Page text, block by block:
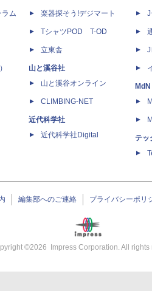
ム 楽器探そう!デジマート
TシャツPOD T-OD
立東舎
山と溪谷社
山と溪谷オンライン
CLIMBING-NET
近代科学社
近代科学社Digital
J
J
MdN
テッ
編集部へのご連絡 プライバシーポリ
©2026 Impress Corporation. All